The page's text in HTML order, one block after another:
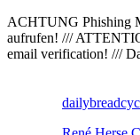
ACHTUNG Phishing
aufrufen! ///
email verification! ///